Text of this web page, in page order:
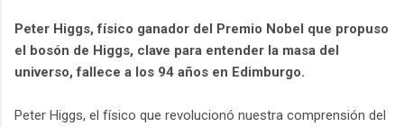
Peter Higgs, físico ganador del Premio Nobel que propuso
el bosón de Higgs, clave para entender la masa del
universo, fallece a los 94 años en Edimburgo.
Peter Higgs, el físico que revolucionó nuestra comprensión del